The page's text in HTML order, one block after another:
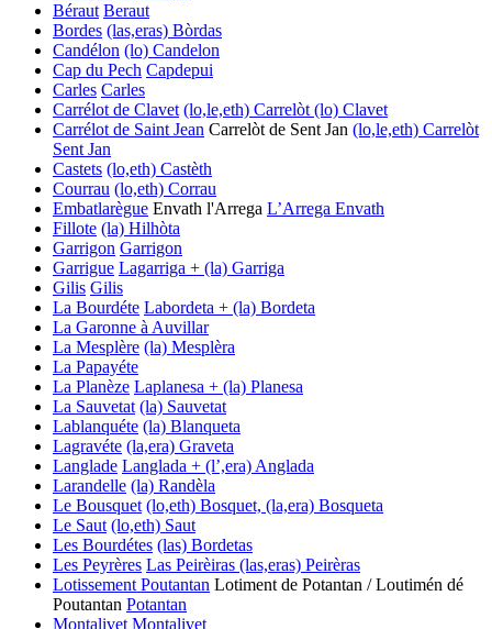
Béraut Beraut
Bordes (las,eras) Bòrdas
Candélon (lo) Candelon
Cap du Pech Capdepui
Carles Carles
Carrélot de Clavet (lo,le,eth) Carrelòt (lo) Clavet
Carrélot de Saint Jean Carrelòt de Sent Jan (lo,le,eth) Carrelòt
Sent Jan
Castets (lo,eth) Castèth
Courrau (lo,eth) Corrau
Embatlarègue Envath l'Arrega L’Arrega Envath
Fillote (la) Hilhòta
Garrigon Garrigon
Garrigue Lagarriga + (la) Garriga
Gilis Gilis
La Bourdéte Labordeta + (la) Bordeta
La Garonne à Auvillar
La Mesplère (la) Mesplèra
La Papayéte
La Planèze Laplanesa + (la) Planesa
La Sauvetat (la) Sauvetat
Lablanquéte (la) Blanqueta
Lagravéte (la,era) Graveta
Langlade Langlada + (l’,era) Anglada
Larandelle (la) Randèla
Le Bousquet (lo,eth) Bosquet, (la,era) Bosqueta
Le Saut (lo,eth) Saut
Les Bourdétes (las) Bordetas
Les Peyrères Las Peirèiras (las,eras) Peirèras
Lotissement Poutantan Lotiment de Potantan / Loutimén dé
Poutantan Potantan
Montalivet Montalivet